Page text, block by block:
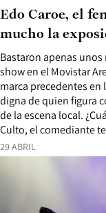
29 ABRIL
Bastaron apenas
show en el Movistar
marca precedentes en
digna de quien figura
de la escena local.
Culto, el comediante
Edo Caroe, el
mucho la